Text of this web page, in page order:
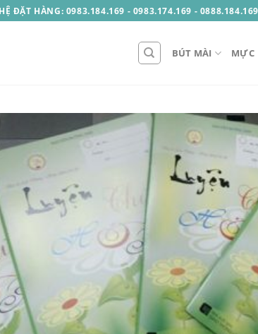
ĐẶT HÀNG: 0983.184.169 - 0983.174.169 - 0888.184.169
BÚT MÀI MỰC